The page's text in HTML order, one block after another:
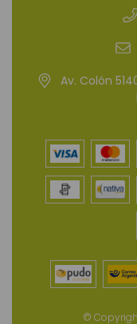
Av. Colón
©